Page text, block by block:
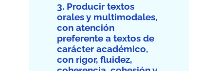
3. Producir textos
orales y multimodales,
con atención
preferente a textos de
carácter académico,
con rigor, fluidez,